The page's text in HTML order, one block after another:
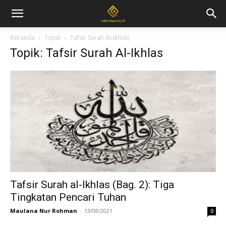
Beranda Topik Tafsir Surah Al-Ikhlas
Topik: Tafsir Surah Al-Ikhlas
Tafsir Surah al-Ikhlas (Bag. 2): Tiga
Tingkatan Pencari Tuhan
Maulana Nur Rohman - 13/08/2021 0